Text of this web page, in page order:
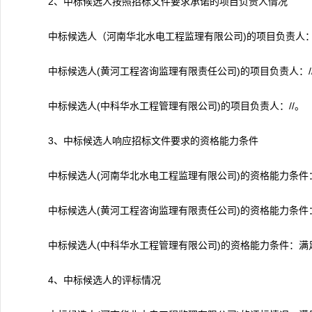
中标候选人（河南华北水电工程监理有限公司)的项目负责人
中标候选人(黄河工程咨询监理有限责任公司)的项目负责人：
中标候选人(中科华水工程管理有限公司)的项目负责人：//。
3、中标候选人响应招标文件要求的资格能力条件
中标候选人(河南华北水电工程监理有限公司)的资格能力条
中标候选人(黄河工程咨询监理有限责任公司)的资格能力条
中标候选人(中科华水工程管理有限公司)的资格能力条件：
4、中标候选人的评标情况